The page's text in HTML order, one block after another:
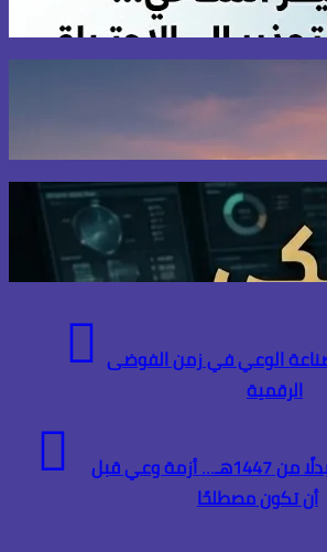
الوعي في زمن الفوضى
الرقمية
رمضان 2026 بدلًا من 1447هـ… أزمة وعي قبل
أن تكون مصطلحًا